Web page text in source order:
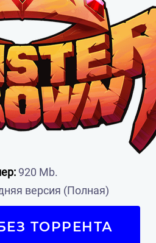
920 Mb.
версия (Полная)
ТОРРЕНТА